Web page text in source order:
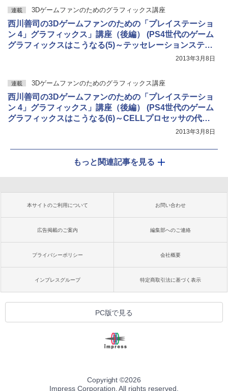
連載 3Dゲームファンのためのグラフィックス講座
西川善司の3Dゲームファンのための「プレイステーショ
ン 4」グラフィックス」講座（後編） (PS4世代のゲーム
グラフィックスはこうなる(5)～テッセレーションステー
ジ活用によって実現される高品位表現と新表現)2013年3月8日
連載 3Dゲームファンのためのグラフィックス講座
西川善司の3Dゲームファンのための「プレイステーショ
ン 4」グラフィックス」講座（後編） (PS4世代のゲーム
グラフィックスはこうなる(6)～CELLプロセッサの代わ
2013年3月8日
もっと関連記事を見る
本サイトのご利用について お問い合わせ
広告掲載のご案内 編集部へのご連絡
プライバシーポリシー 会社概要
インプレスグループ 特定商取引法に基づく表示
PC版で見る
Copyright ©2026
Impress Corporation. All rights reserved.